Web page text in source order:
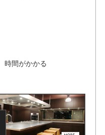
時間がかかる